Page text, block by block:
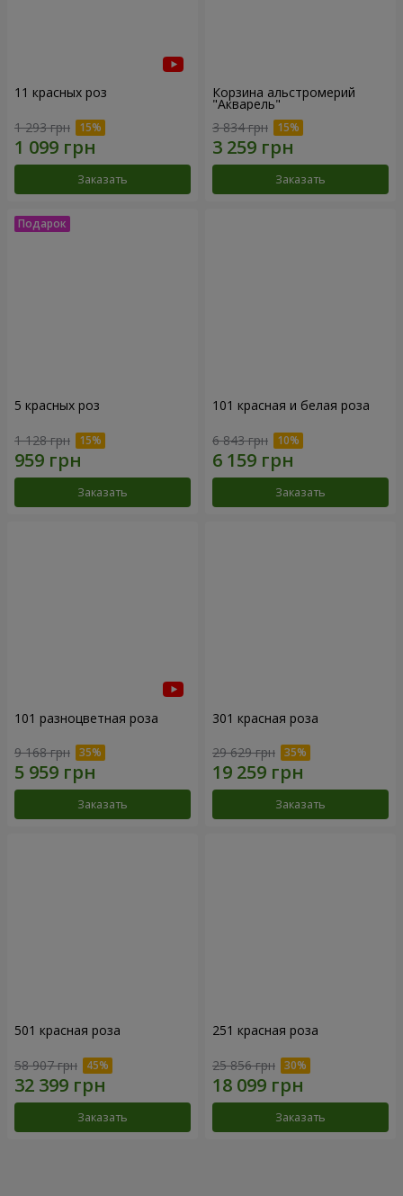
11 красных роз
1 293 грн
Заказать
Корзина альстромерий
"Акварель"
3 834 грн
Заказать
5 красных роз
1 128 грн
Заказать
101 красная и белая роза
6 843 грн
Заказать
101 разноцветная роза
9 168 грн
Заказать
301 красная роза
29 629 грн
Заказать
501 красная роза
58 907 грн
Заказать
251 красная роза
25 856 грн
Заказать